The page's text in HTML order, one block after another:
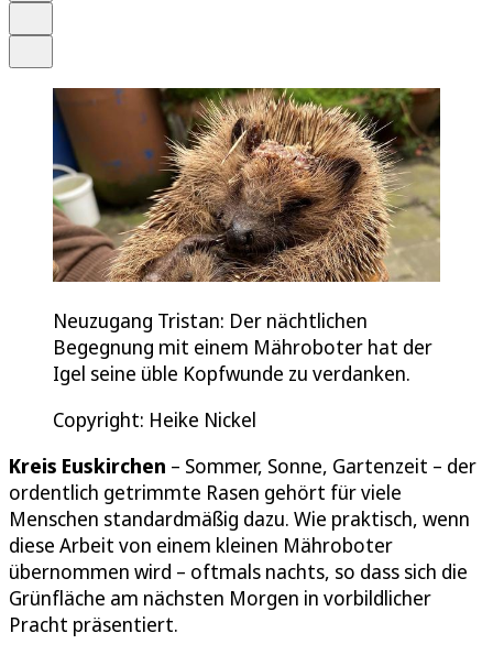
Neuzugang Tristan: Der nächtlichen
Begegnung mit einem Mähroboter hat der
Igel seine üble Kopfwunde zu verdanken.
Copyright: Heike Nickel
Kreis Euskirchen – Sommer, Sonne, Gartenzeit – der
ordentlich getrimmte Rasen gehört für viele
Menschen standardmäßig dazu. Wie praktisch, wenn
diese Arbeit von einem kleinen Mähroboter
übernommen wird – oftmals nachts, so dass sich die
Grünfläche am nächsten Morgen in vorbildlicher
Pracht präsentiert.